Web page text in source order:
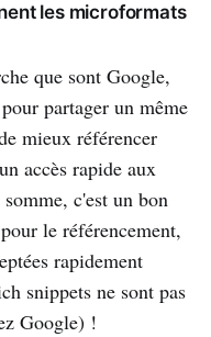
les microformats
que sont Google,
partager un même
mieux référencer
accès rapide aux
c'est un bon
le référencement,
rapidement
snippets ne sont pas
Google) !